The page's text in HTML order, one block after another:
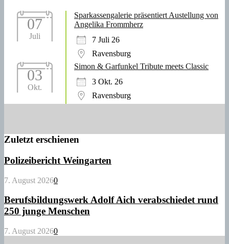
07
Juli
Sparkassengalerie präsentiert Austellung von
Angelika Frommherz
7 Juli 26
Ravensburg
03
Okt.
Simon & Garfunkel Tribute meets Classic
3 Okt. 26
Ravensburg
Zuletzt erschienen
Polizeibericht Weingarten
7. August 20260
Berufsbildungswerk Adolf Aich verabschiedet rund
250 junge Menschen
7. August 20260